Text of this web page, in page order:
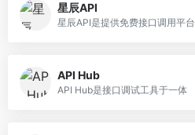
星辰API
星辰API是提供免费接口调用平台
API Hub
API Hub是接口调试工具于一体